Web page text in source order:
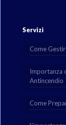
Servizi
Come
Importanza
Antincendio
Come